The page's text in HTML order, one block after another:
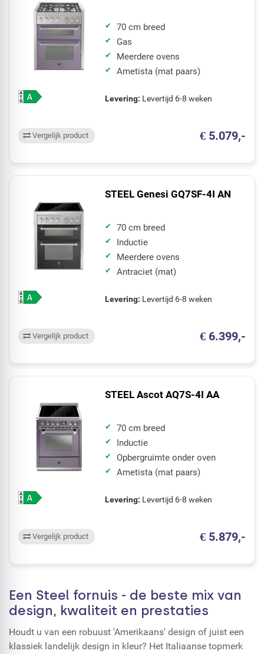
70 cm breed
Gas
Meerdere ovens
Ametista (mat paars)
Levering: Levertijd 6-8 weken
€ 5.079,-
Vergelijk product
STEEL Genesi GQ7SF-4I AN
70 cm breed
Inductie
Meerdere ovens
Antraciet (mat)
Levering: Levertijd 6-8 weken
€ 6.399,-
Vergelijk product
STEEL Ascot AQ7S-4I AA
70 cm breed
Inductie
Opbergruimte onder oven
Ametista (mat paars)
Levering: Levertijd 6-8 weken
€ 5.879,-
Vergelijk product
Een Steel fornuis - de beste mix van
design, kwaliteit en prestaties
Houdt u van een robuust 'Amerikaans' design of juist een
klassiek landelijk design in kleur? Het Italiaanse topmerk